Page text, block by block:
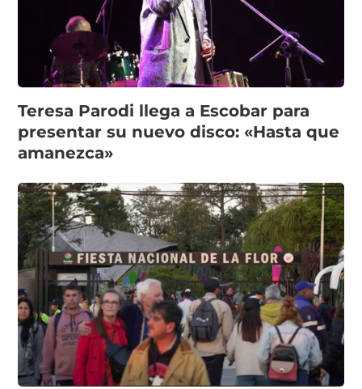
Teresa Parodi llega a Escobar para
presentar su nuevo disco: «Hasta que
amanezca»